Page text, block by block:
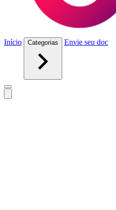
Início Categorias Envie seu doc